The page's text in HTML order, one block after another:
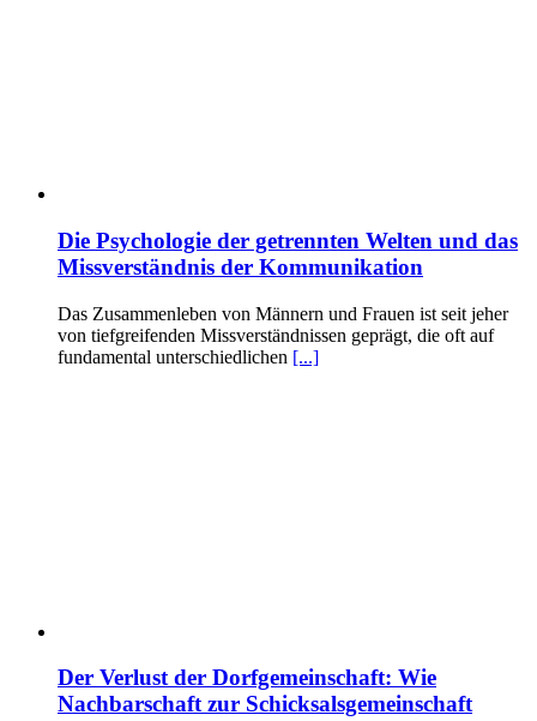
Die Psychologie der getrennten Welten und das
Missverständnis der Kommunikation
Das Zusammenleben von Männern und Frauen ist seit jeher
von tiefgreifenden Missverständnissen geprägt, die oft auf
fundamental unterschiedlichen [...]
Der Verlust der Dorfgemeinschaft: Wie
Nachbarschaft zur Schicksalsgemeinschaft